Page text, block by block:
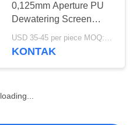
0,125mm Aperture PU
Dewatering Screen
Mesh dengan Frame
Baja dan Aperture Self-
USD 35-45 per piece MOQ:10 buah
KONTAK
loading...